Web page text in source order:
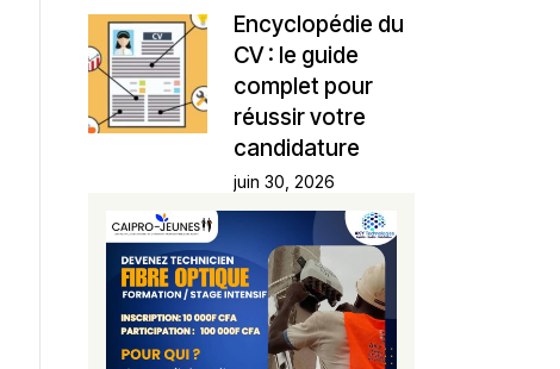
Encyclopédie du
CV : le guide
complet pour
réussir votre
candidature
juin 30, 2026